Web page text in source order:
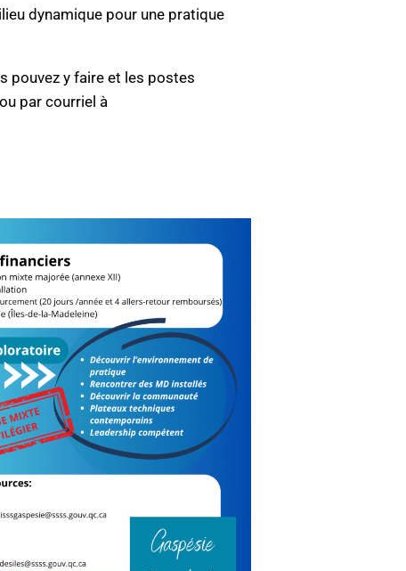
dynamique pour une pratique
pouvez y faire et les postes
par courriel à